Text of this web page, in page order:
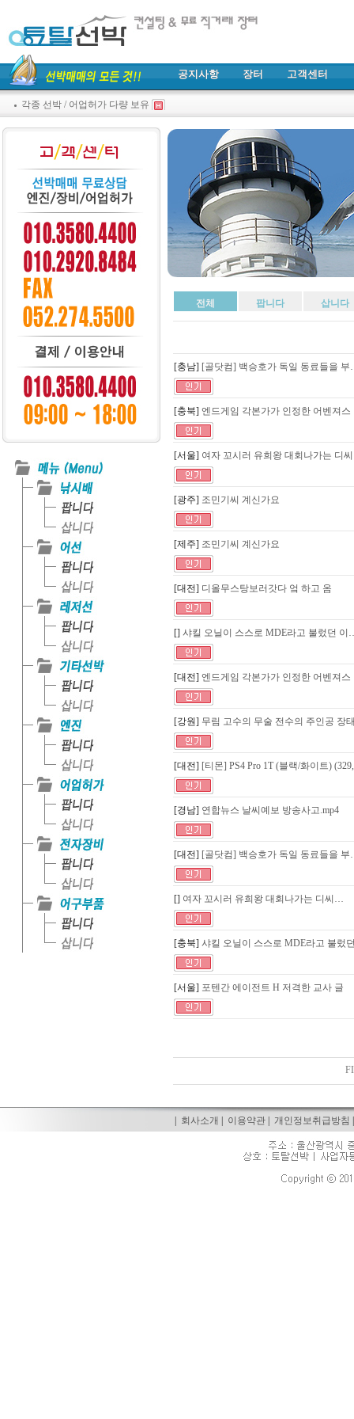
공지사항 장터 고객센터
각종 선박 / 어업허가 다량 보유
전체 팝니다 삽니다
[충남] [골닷컴] 백승호가 독일 동료들을
[충북] 엔드게임 각본가가 인정한 어벤져
[서울] 여자 꼬시러 유희왕 대회나가는 디
[광주] 조민기씨 계신가요
[제주] 조민기씨 계신가요
[대전] 디올무스탕보러갓다 엌 하고 옴
[] 샤킬 오닐이 스스로 MDE라고 불렀던
[대전] 엔드게임 각본가가 인정한 어벤져
[강원] 무림 고수의 무술 전수의 주인공 장
[대전] [티몬] PS4 Pro 1T (블랙/화이트)
[경남] 연합뉴스 날씨예보 방송사고.mp4
[대전] [골닷컴] 백승호가 독일 동료들을
[] 여자 꼬시러 유희왕 대회나가는 디씨…
[충북] 샤킬 오닐이 스스로 MDE라고 불렀
[서울] 포텐간 에이전트 H 저격한 교사 글
회사소개 이용약관| 개인정보취급방침